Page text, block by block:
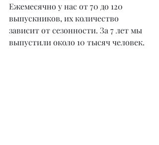
Ежемесячно у нас от 70 до 120
выпускников, их количество
зависит от сезонности. За 7 лет мы
выпустили около 10 тысяч человек.